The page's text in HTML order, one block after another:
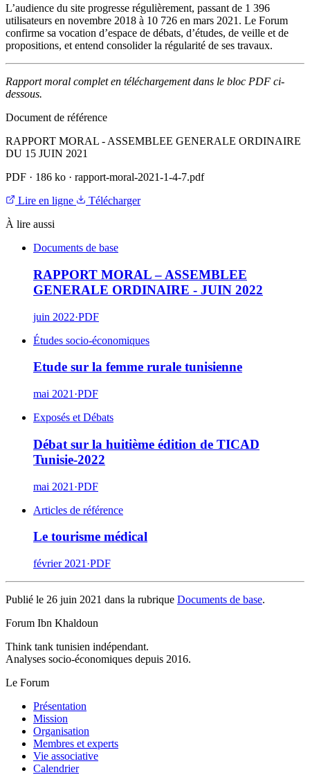
L’audience du site progresse régulièrement, passant de 1 396
utilisateurs en novembre 2018 à 10 726 en mars 2021. Le Forum
confirme sa vocation d’espace de débats, d’études, de veille et de
propositions, et entend consolider la régularité de ses travaux.
Rapport moral complet en téléchargement dans le bloc PDF ci-
dessous.
Document de référence
RAPPORT MORAL - ASSEMBLEE GENERALE ORDINAIRE
DU 15 JUIN 2021
PDF · 186 ko · rapport-moral-2021-1-4-7.pdf
Lire en ligne
Télécharger
À lire aussi
Documents de base
RAPPORT MORAL – ASSEMBLEE
GENERALE ORDINAIRE - JUIN 2022
juin 2022·PDF
Études socio-économiques
Etude sur la femme rurale tunisienne
mai 2021 ·PDF
Exposés et Débats
Débat sur la huitième édition de TICAD
Tunisie-2022
mai 2021 ·PDF
Articles de référence
Le tourisme médical
février 2021 ·PDF
Publié le 26 juin 2021 dans la rubrique Documents de base.
Forum Ibn Khaldoun
Think tank tunisien indépendant.
Analyses socio-économiques depuis 2016.
Le Forum
Présentation
Mission
Organisation
Membres et experts
Vie associative
Calendrier